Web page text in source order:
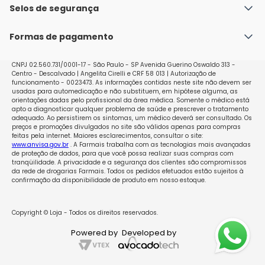
anticonceptiva adicional. Você também pode iniciar
no mais tardar no intervalo sem o uso do comprimido,
método anticonceptivo atual. Se você usar esse
um método anticonceptivo adicional (método de
barreira) durante os primeiros 7 dias de tratamento. Se
você tomou outra pílula à base de progestagênio
isolado (minipílula) Você pode parar de tomar a
minipílula em qualquer dia e começar a tomar Nactali
imediatamente. Não será necessário utilizar nenhuma
precaução anticonceptiva adicional. Se você utilizou
um método anticonceptivo injetável, implante ou um
dispositivo intrauterino que libera progestagênio – DIU
Comece a tomar Nactali no dia em que deveria tomar
nenhuma precaução anticonceptiva adicional. Após o
parto Você pode iniciar Nactali entre o 21º e o 28º dia
após o parto. Se iniciar mais tarde, certifique-se de
usar no primeiro ciclo um método anticonceptivo
Nossas lojas
Política de Envio
Políticas de Trocas e Devoluções
Selos de segurança
Formas de pagamento
CNPJ 02.560.731/0001-17 - São Paulo - SP Avenida Guerino Oswaldo 313 -
Centro - Descalvado | Angelita Cirelli e CRF 58 013 | Autorização de
funcionamento - 0023473. As informações contidas neste site não devem ser
usadas para automedicação e não substituem, em hipótese alguma, as
orientações dadas pelo profissional da área médica. Somente o médico está
apto a diagnosticar qualquer problema de saúde e prescrever o tratamento
adequado. Ao persistirem os sintomas, um médico deverá ser consultado. Os
preços e promoções divulgados no site são válidos apenas para compras
feitas pela internet. Maiores esclarecimentos, consultar o site:
www.anvisa.gov.br. A Farmais trabalha com as tecnologias mais avançadas
de proteção de dados, para que você possa realizar suas compras com
tranqüilidade. A privacidade e a segurança dos clientes são compromissos
da rede de drogarias Farmais. Todos os pedidos efetuados estão sujeitos à
confirmação da disponibilidade de produto em nosso estoque.
Copyright © Loja - Todos os direitos reservados.
Powered by Developed by